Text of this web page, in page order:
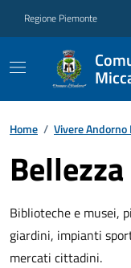
Regione Piemonte
Home / Vivere Andorno
Biblioteche e musei,
giardini, impianti
mercati cittadini.